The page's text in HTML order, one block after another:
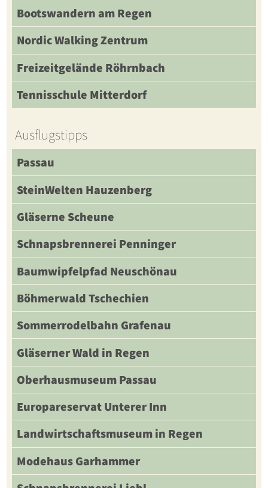
Bootswandern am Regen
Nordic Walking Zentrum
Freizeitgelände Röhrnbach
Tennisschule Mitterdorf
Ausflugstipps
Passau
SteinWelten Hauzenberg
Gläserne Scheune
Schnapsbrennerei Penninger
Baumwipfelpfad Neuschönau
Böhmerwald Tschechien
Sommerrodelbahn Grafenau
Gläserner Wald in Regen
Oberhausmuseum Passau
Europareservat Unterer Inn
Landwirtschaftsmuseum in Regen
Modehaus Garhammer